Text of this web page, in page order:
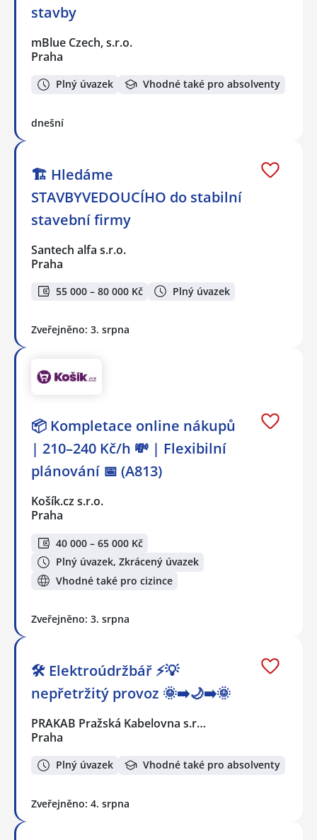
stavby
mBlue Czech, s.r.o.
Praha
Plný úvazek Vhodné také pro absolventy
dnešní
🏗 Hledáme
STAVBYVEDOUCÍHO do stabilní
stavební firmy
Santech alfa s.r.o.
Praha
55 000 – 80 000 Kč Plný úvazek
Zveřejněno: 3. srpna
📦 Kompletace online nákupů
| 210–240 Kč/h 💸 | Flexibilní
plánování 📅 (A813)
Košík.cz s.r.o.
Praha
40 000 – 65 000 Kč
Plný úvazek, Zkrácený úvazek
Vhodné také pro cizince
Zveřejněno: 3. srpna
🛠️ Elektroúdržbář ⚡💡
nepřetržitý provoz 🌞➡️🌙➡️🌞
PRAKAB Pražská Kabelovna s.r…
Praha
Plný úvazek Vhodné také pro absolventy
Zveřejněno: 4. srpna